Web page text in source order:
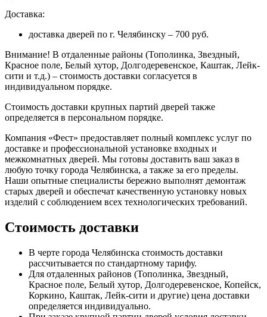
Доставка:
доставка дверей по г. Челябинску – 700 руб.
Внимание! В отдаленные районы (Тополинка, Звездный,
Красное поле, Белый хутор, Долгодеревенское, Каштак, Лейк-
сити и т.д.) – стоимость доставки согласуется в
индивидуальном порядке.
Стоимость доставки крупных партий дверей также
определяется в персональном порядке.
Компания «Фест» предоставляет полный комплекс услуг по
доставке и профессиональной установке входных и
межкомнатных дверей. Мы готовы доставить ваш заказ в
любую точку города Челябинска, а также за его пределы.
Наши опытные специалисты бережно выполнят демонтаж
старых дверей и обеспечат качественную установку новых
изделий с соблюдением всех технологических требований.
Стоимость доставки
В черте города Челябинска стоимость доставки
рассчитывается по стандартному тарифу.
Для отдаленных районов (Тополинка, Звездный,
Красное поле, Белый хутор, Долгодеревенское, Копейск,
Коркино, Каштак, Лейк-сити и другие) цена доставки
определяется индивидуально.